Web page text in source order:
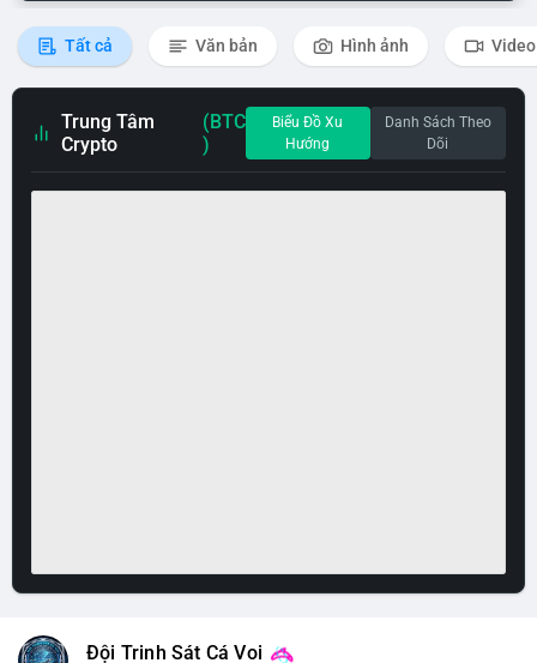
Tất cả Văn bản Hình ảnh Video
Trung Tâm
Crypto
(BTC
)
Biểu Đồ Xu
Hướng
Danh Sách Theo
Dõi
Đội Trinh Sát Cá Voi